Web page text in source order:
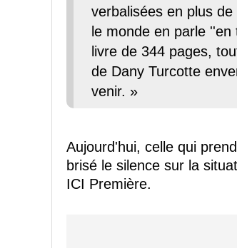
verbalisées en plus
le monde en parle
livre de 344 pages,
de Dany Turcotte
venir. »
Aujourd'hui, celle qui
brisé le silence sur la
ICI Première.